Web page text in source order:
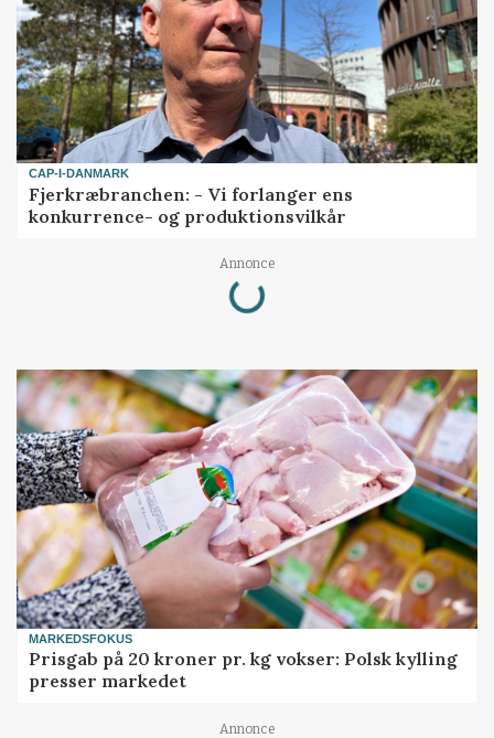
CAP-I-DANMARK
Fjerkræbranchen: - Vi forlanger ens
konkurrence- og produktionsvilkår
Annonce
Loading...
MARKEDSFOKUS
Prisgab på 20 kroner pr. kg vokser: Polsk kylling
presser markedet
Annonce